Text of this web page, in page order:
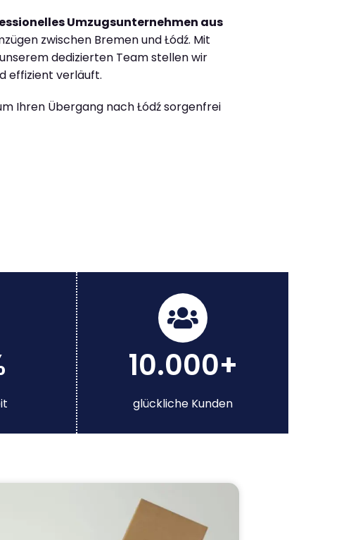
Umzugsunternehmen aus
zwischen Bremen und Łódź. Mit
dedizierten Team stellen wir
effizient verläuft.
Ihren Übergang nach Łódź sorgenfrei
10.000+
glückliche Kunden